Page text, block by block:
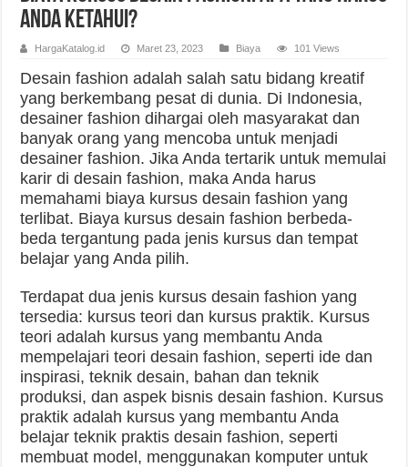
Anda Ketahui?
HargaKatalog.id Maret 23, 2023 Biaya 101 Views
Desain fashion adalah salah satu bidang kreatif
yang berkembang pesat di dunia. Di Indonesia,
desainer fashion dihargai oleh masyarakat dan
banyak orang yang mencoba untuk menjadi
desainer fashion. Jika Anda tertarik untuk memulai
karir di desain fashion, maka Anda harus
memahami biaya kursus desain fashion yang
terlibat. Biaya kursus desain fashion berbeda-
beda tergantung pada jenis kursus dan tempat
belajar yang Anda pilih.
Terdapat dua jenis kursus desain fashion yang
tersedia: kursus teori dan kursus praktik. Kursus
teori adalah kursus yang membantu Anda
mempelajari teori desain fashion, seperti ide dan
inspirasi, teknik desain, bahan dan teknik
produksi, dan aspek bisnis desain fashion. Kursus
praktik adalah kursus yang membantu Anda
belajar teknik praktis desain fashion, seperti
membuat model, menggunakan komputer untuk